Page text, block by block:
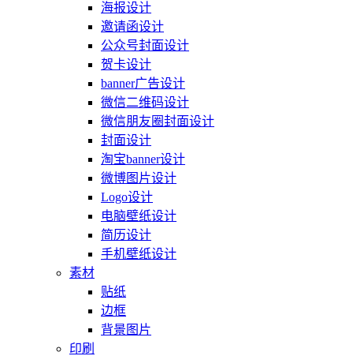
海报设计
邀请函设计
公众号封面设计
贺卡设计
banner广告设计
微信二维码设计
微信朋友圈封面设计
封面设计
淘宝banner设计
微博图片设计
Logo设计
电脑壁纸设计
简历设计
手机壁纸设计
素材
贴纸
边框
背景图片
印刷